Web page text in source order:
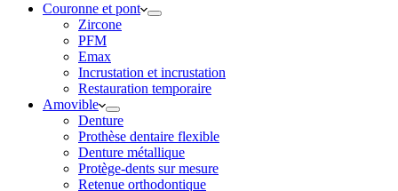
Couronne et pont
Zircone
PFM
Emax
Incrustation et incrustation
Restauration temporaire
Amovible
Denture
Prothèse dentaire flexible
Denture métallique
Protège-dents sur mesure
Retenue orthodontique